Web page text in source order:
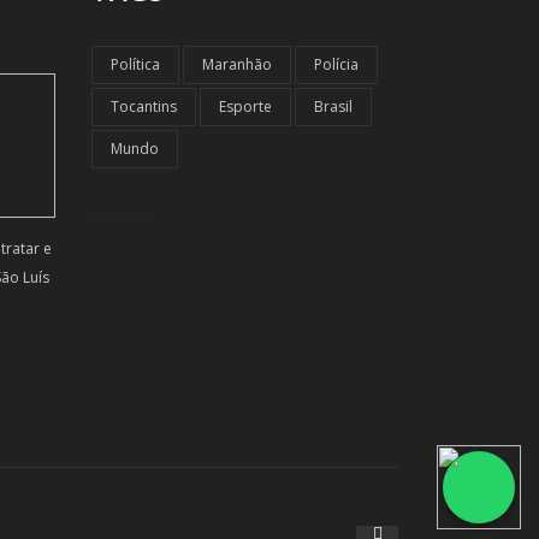
e
Luís
Política Maranhão Polícia
Tocantins Esporte Brasil
Mundo